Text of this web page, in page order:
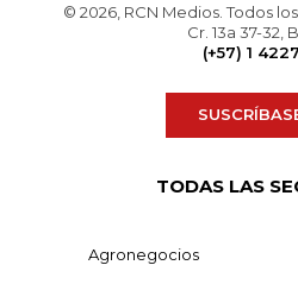
© 2026, RCN Medios. Todos
Cr. 13a 37-32,
(+57) 1
TODAS LAS
Agronegocios